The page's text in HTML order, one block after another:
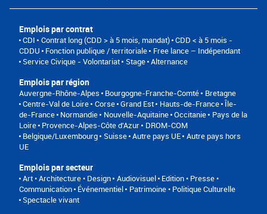
Emplois par contrat
CDI Contrat long (CDD > à 5 mois, mandat) CDD < à 5 mois -
CDDU
Fonction publique / territoriale
Free lance – Indépendant
Service Civique - Volontariat
Stage Alternance
Emplois par région
Auvergne-Rhône-Alpes Bourgogne-Franche-Comté
Bretagne
Centre-Val de Loire Corse Grand Est Hauts-de-France Île-
de-France Normandie Nouvelle-Aquitaine Occitanie
Pays de la
Loire Provence-Alpes-Côte d'Azur
DROM-COM
Belgique/Luxembourg
Suisse Autre pays UE Autre pays hors
UE
Emplois par secteur
Art • Architecture • Design Audiovisuel Edition • Presse •
Communication Événementiel
Patrimoine • Politique Culturelle
Spectacle vivant